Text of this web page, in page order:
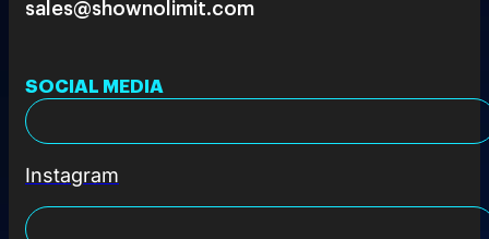
sales@shownolimit.com
SOCIAL MEDIA
Instagram